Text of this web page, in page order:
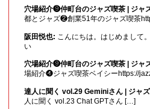
穴場紹介❾仲町台のジャズ喫茶 | ジャ
都とジャズ❷創業51年のジャズ喫茶
阪田悦也: こんにちは。はじめまして
い
穴場紹介❾仲町台のジャズ喫茶 | ジャ
場紹介❹ジャズ喫茶ベイシーhttps://
達人に聞く vol.29 Geminiさん | ジャ
人に聞く vol.23 Chat GPTさん […]